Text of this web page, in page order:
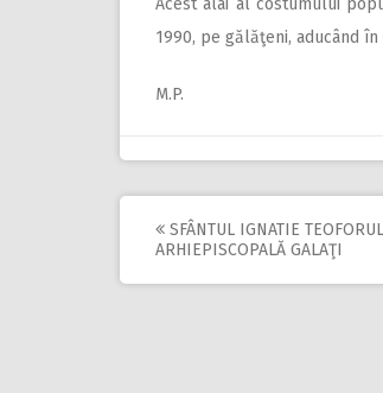
Acest alai al costumului
1990, pe gălăţeni, aducând
M.P.
Post
navigation
SFÂNTUL IGNATIE
ARHIEPISCOPALĂ GALAŢI